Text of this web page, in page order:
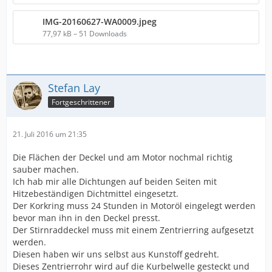
IMG-20160627-WA0009.jpeg
77,97 kB – 51 Downloads
Stefan Lay
Fortgeschrittener
21. Juli 2016 um 21:35
Die Flächen der Deckel und am Motor nochmal richtig
sauber machen.
Ich hab mir alle Dichtungen auf beiden Seiten mit
Hitzebeständigen Dichtmittel eingesetzt.
Der Korkring muss 24 Stunden in Motoröl eingelegt werden
bevor man ihn in den Deckel presst.
Der Stirnraddeckel muss mit einem Zentrierring aufgesetzt
werden.
Diesen haben wir uns selbst aus Kunstoff gedreht.
Dieses Zentrierrohr wird auf die Kurbelwelle gesteckt und